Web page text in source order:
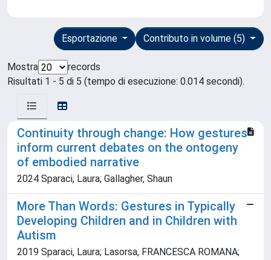
Contributo in volume (5)
Esportazione
Mostra
records
Risultati 1 - 5 di 5 (tempo di esecuzione: 0.014 secondi).
Continuity through change: How gestures
inform current debates on the ontogeny
of embodied narrative
2024 Sparaci, Laura; Gallagher, Shaun
More Than Words: Gestures in Typically
Developing Children and in Children with
Autism
2019 Sparaci, Laura; Lasorsa, FRANCESCA ROMANA;